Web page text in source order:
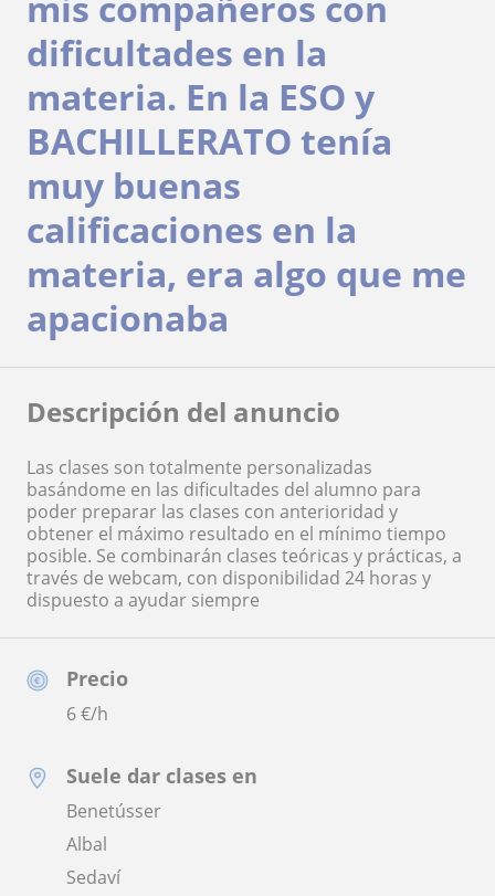
Precio
6€/h
Suele dar clases en
Benetússer
Albal
Sedaví
dificultades en la
materia. En la ESO y
BACHILLERATO tenía
muy buenas
calificaciones en la
materia, era algo que me
apacionaba
Descripción del anuncio
Las clases son totalmente personalizadas
basándome en las dificultades del alumno para
poder preparar las clases con anterioridad y
obtener el máximo resultado en el mínimo tiempo
posible. Se combinarán clases teóricas y prácticas, a
través de webcam, con disponibilidad 24 horas y
dispuesto a ayudar siempre